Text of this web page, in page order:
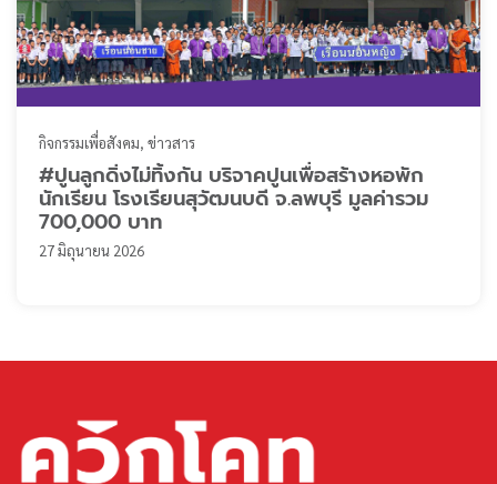
กิจกรรมเพื่อสังคม ข่าวสาร
#ปูนลูกดิ่งไม่ทิ้งกัน บริจาคปูนเพื่อสร้างหอพัก
นักเรียน โรงเรียนสุวัฒนบดี จ.ลพบุรี มูลค่ารวม
700,000 บาท
27 มิถุนายน 2026